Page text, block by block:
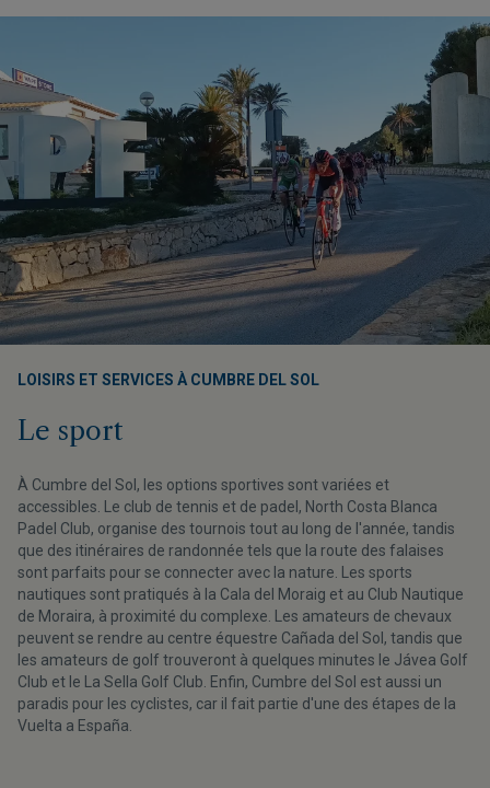
LOISIRS ET SERVICES À CUMBRE DEL SOL
Le sport
À Cumbre del Sol, les options sportives sont variées et
accessibles. Le club de tennis et de padel, North Costa Blanca
Padel Club, organise des tournois tout au long de l'année, tandis
que des itinéraires de randonnée tels que la route des falaises
sont parfaits pour se connecter avec la nature. Les sports
nautiques sont pratiqués à la Cala del Moraig et au Club Nautique
de Moraira, à proximité du complexe. Les amateurs de chevaux
peuvent se rendre au centre équestre Cañada del Sol, tandis que
les amateurs de golf trouveront à quelques minutes le Jávea Golf
Club et le La Sella Golf Club. Enfin, Cumbre del Sol est aussi un
paradis pour les cyclistes, car il fait partie d'une des étapes de la
Vuelta a España.